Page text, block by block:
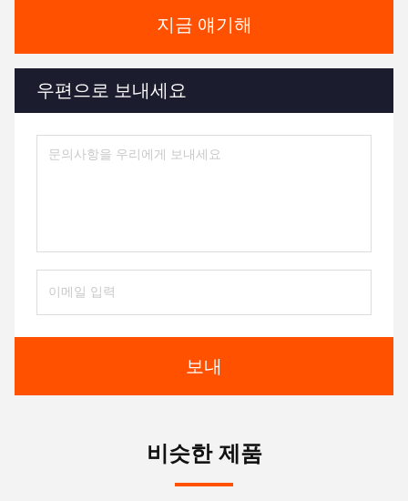
지금 얘기해
우편으로 보내세요
보내
비슷한 제품